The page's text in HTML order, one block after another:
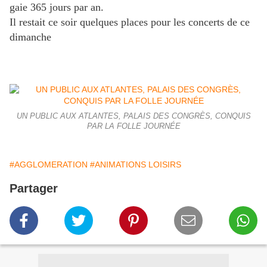
gaie 365 jours par an.
Il restait ce soir quelques places pour les concerts de ce
dimanche
UN PUBLIC AUX ATLANTES, PALAIS DES CONGRÈS, CONQUIS
PAR LA FOLLE JOURNÉE
#AGGLOMERATION #ANIMATIONS LOISIRS
Partager